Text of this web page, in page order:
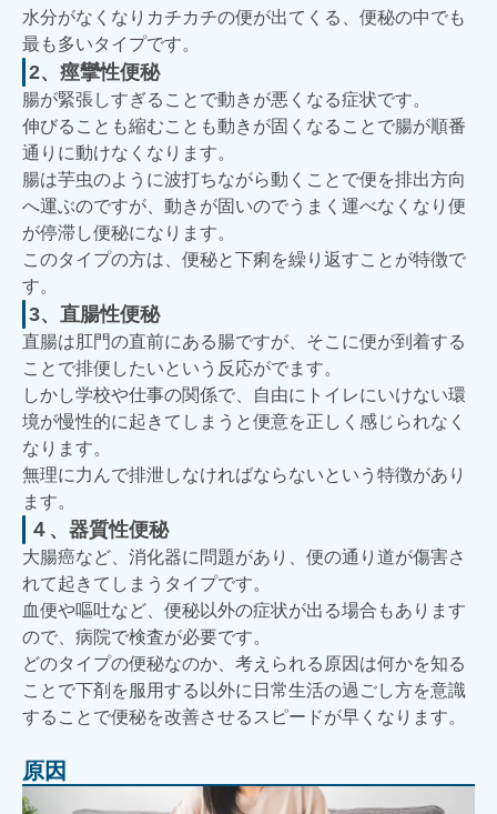
水分がなくなりカチカチの便が出てくる、便秘の中でも
最も多いタイプです。
2、痙攣性便秘
腸が緊張しすぎることで動きが悪くなる症状です。
伸びることも縮むことも動きが固くなることで腸が順番
通りに動けなくなります。
腸は芋虫のように波打ちながら動くことで便を排出方向
へ運ぶのですが、動きが固いのでうまく運べなくなり便
が停滞し便秘になります。
このタイプの方は、便秘と下痢を繰り返すことが特徴で
す。
3、直腸性便秘
直腸は肛門の直前にある腸ですが、そこに便が到着する
ことで排便したいという反応がでます。
しかし学校や仕事の関係で、自由にトイレにいけない環
境が慢性的に起きてしまうと便意を正しく感じられなく
なります。
無理に力んで排泄しなければならないという特徴があり
ます。
４、器質性便秘
大腸癌など、消化器に問題があり、便の通り道が傷害さ
れて起きてしまうタイプです。
血便や嘔吐など、便秘以外の症状が出る場合もあります
ので、病院で検査が必要です。
どのタイプの便秘なのか、考えられる原因は何かを知る
ことで下剤を服用する以外に日常生活の過ごし方を意識
することで便秘を改善させるスピードが早くなります。
原因